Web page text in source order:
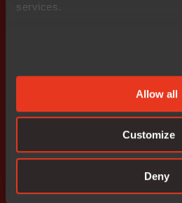
services.
Allow all
Customize
Deny
클라우드 지원 솔루션으로 일